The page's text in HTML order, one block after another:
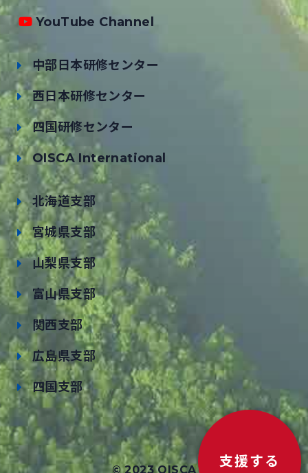
支援する
YouTube Channel
中部日本研修センター
西日本研修センター
四国研修センター
OISCA International
北海道支部
宮城県支部
山梨県支部
富山県支部
関西支部
広島県支部
四国支部
© 2023 OISCA